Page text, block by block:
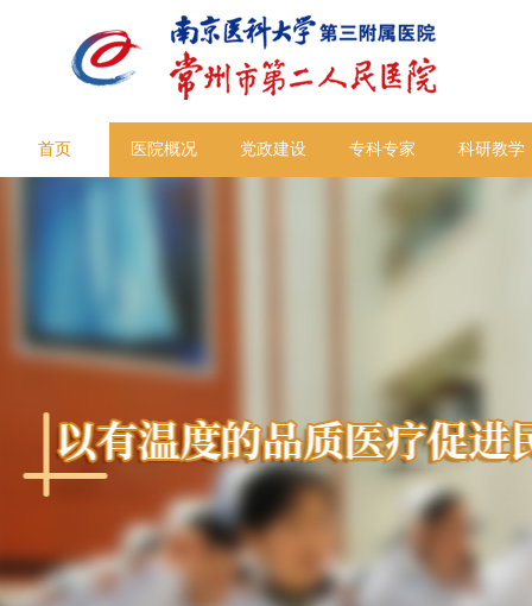
首页 医院概况 党政建设 专科专家 科研教学